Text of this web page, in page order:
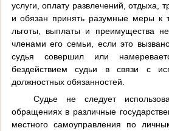
услуги, оплату развлечений, отдыха,
и обязан принять разумные меры к
льготы, выплаты и преимущества
членами его семьи, если это
судья совершил или
бездействием судьи в связи с
должностных обязанностей.
Судье не следует
обращениях в различные
местного самоуправления по